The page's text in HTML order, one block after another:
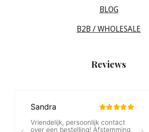
BLOG
B2B / WHOLESALE
Reviews